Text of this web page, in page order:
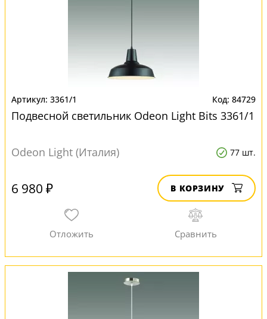
3361/1 84729
Подвесной светильник Odeon Light Bits 3361/1
Odeon Light (Италия) 77 шт.
6 980 ₽ В КОРЗИНУ